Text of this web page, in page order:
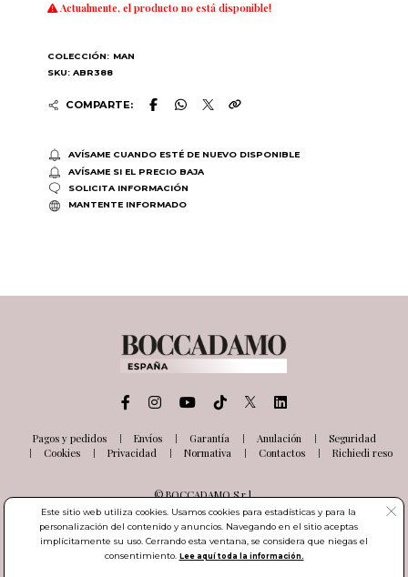
Actualmente, el producto no está disponible!
COLECCIÓN: MAN
SKU: ABR388
COMPARTE:
AVÍSAME CUANDO ESTÉ DE NUEVO DISPONIBLE
AVÍSAME SI EL PRECIO BAJA
SOLICITA INFORMACIÓN
MANTENTE INFORMADO
Pagos y pedidos Envíos Garantía Anulación
Seguridad
Cookies
Privacidad Normativa Contactos Richiedi reso
© BOCCADAMO S.r.l.
Via delle Industrie, 26
03100 Frosinone (FR) Italia
Número de IVA IT01985000601
Este sitio web utiliza cookies. Usamos cookies para estadísticas y para la
personalización del contenido y anuncios. Navegando en el sitio aceptas
implícitamente su uso. Cerrando esta ventana, se considera que niegas el
consentimiento. Lee aquí toda la información.